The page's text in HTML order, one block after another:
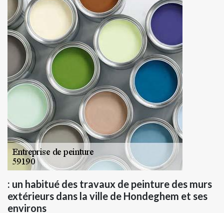
: un habitué des travaux de peinture des murs
extérieurs dans la ville de Hondeghem et ses
environs